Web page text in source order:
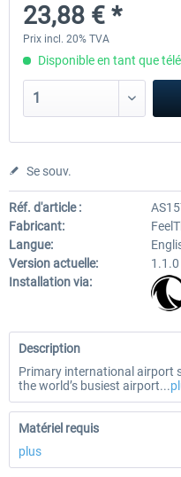
24,38 € *
23,88 € *
Prix incl. 20% TVA
Disponible en tant que
Se souv.
Réf. d'article :
Fabricant:
Langue:
Version actuelle:
1.1.0
Installation via:
Description
Primary international airport
the world’s busiest airport...
Matériel requis
plus